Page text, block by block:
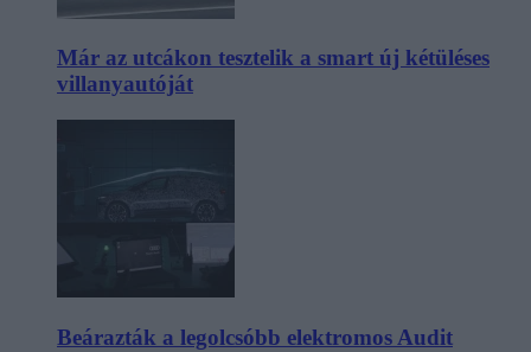
Már az utcákon tesztelik a smart új kétüléses
villanyautóját
Beárazták a legolcsóbb elektromos Audit